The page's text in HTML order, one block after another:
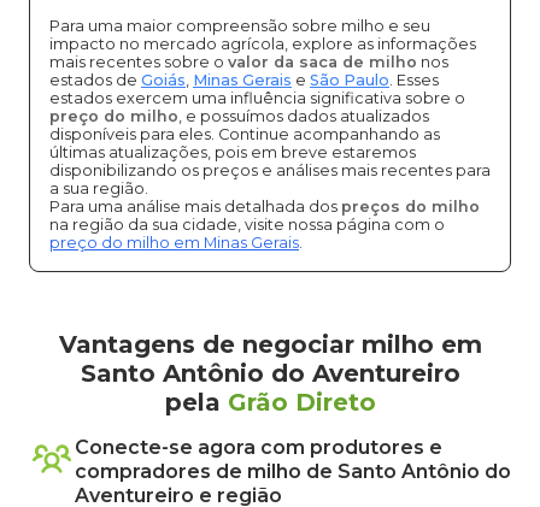
Para uma maior compreensão sobre milho e seu
impacto no mercado agrícola, explore as informações
mais recentes sobre o valor da saca de milho nos
estados de Goiás, Minas Gerais e São Paulo. Esses
estados exercem uma influência significativa sobre o
preço do milho, e possuímos dados atualizados
disponíveis para eles. Continue acompanhando as
últimas atualizações, pois em breve estaremos
disponibilizando os preços e análises mais recentes para
a sua região.
Para uma análise mais detalhada dos preços do milho
na região da sua cidade, visite nossa página com o
preço do milho em Minas Gerais.
Vantagens de negociar milho em
Santo Antônio do Aventureiro
pela Grão Direto
Conecte-se agora com produtores e
compradores de milho de Santo Antônio do
Aventureiro e região